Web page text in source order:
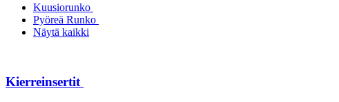
Kuusiorunko
Pyöreä Runko
Näytä kaikki
Kierreinsertit